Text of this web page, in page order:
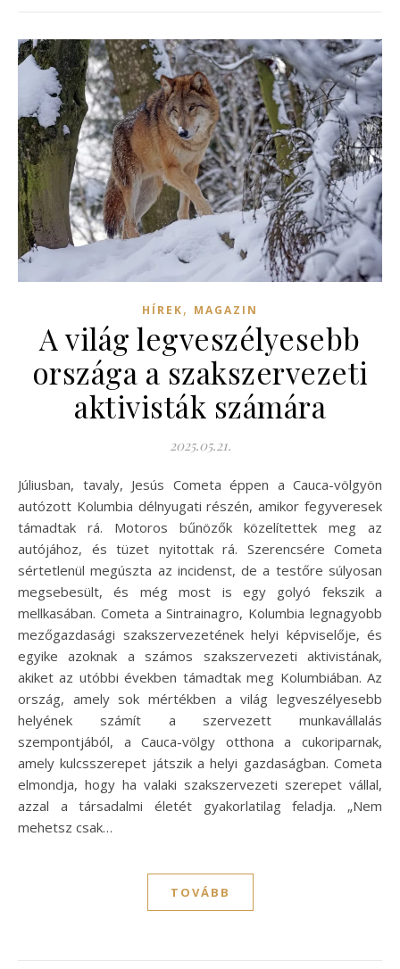
HÍREK, MAGAZIN
A világ legveszélyesebb
országa a szakszervezeti
aktivisták számára
2025.05.21.
Júliusban, tavaly, Jesús Cometa éppen a Cauca-völgyön
autózott Kolumbia délnyugati részén, amikor fegyveresek
támadtak rá. Motoros bűnözők közelítettek meg az
autójához, és tüzet nyitottak rá. Szerencsére Cometa
sértetlenül megúszta az incidenst, de a testőre súlyosan
megsebesült, és még most is egy golyó fekszik a
mellkasában. Cometa a Sintrainagro, Kolumbia legnagyobb
mezőgazdasági szakszervezetének helyi képviselője, és
egyike azoknak a számos szakszervezeti aktivistának,
akiket az utóbbi években támadtak meg Kolumbiában. Az
ország, amely sok mértékben a világ legveszélyesebb
helyének számít a szervezett munkavállalás
szempontjából, a Cauca-völgy otthona a cukoriparnak,
amely kulcsszerepet játszik a helyi gazdaságban. Cometa
elmondja, hogy ha valaki szakszervezeti szerepet vállal,
azzal a társadalmi életét gyakorlatilag feladja. „Nem
mehetsz csak…
TOVÁBB